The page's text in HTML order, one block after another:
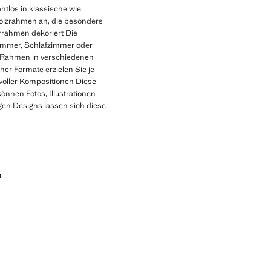
in klassische wie
an, die besonders
dekoriert Die
Schlafzimmer oder
in verschiedenen
Formate erzielen Sie je
Kompositionen Diese
Fotos, Illustrationen
Designs lassen sich diese